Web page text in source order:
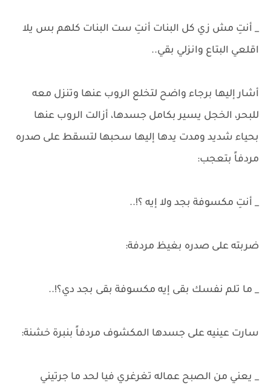
_ أنتِ مش زي كل البنات أنتِ ست البنات كلهم بس يلا
اقلعي البتاع وانزلي بقي..
أشار إليها برجاء واضح لتخلع الروب عنها وتنزل معه
للبحر، الخجل يسير بكامل جسدها، أزالت الروب عنها
بحياء شديد ومدت يدها إليها سحبها لتسقط على صدره
مردفاً بتعجب:
_ أنتِ مكسوفة بجد ولا إيه ؟!..
ضربته على صدره بغيظ مردفة:
_ ما تلم نفسك بقى إيه مكسوفة بقى بجد دي؟!..
سارت عينيه على جسدها المكشوف مردفاً بنبرة خشنة:
_ يعني من الصبح عماله تغرغري فيا لحد ما جرتيني